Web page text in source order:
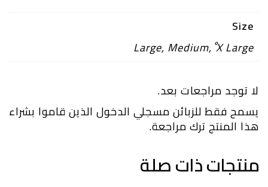
Size
Large, Medium,ْX Large
لا توجد مراجعات بعد.
يسمح فقط للزبائن مسجلي الدخول الذين قاموا بشراء
هذا المنتج ترك مراجعة.
منتجات ذات صلة